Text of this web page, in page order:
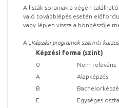
A listák sorainak a végén
való továbblépés esetén
vagy lépjen vissza a böngészője
A „ Képzési programok szerinti
Képzési forma (szint)
0
Nem releváns
A
Alapképzés
B
E
Egységes